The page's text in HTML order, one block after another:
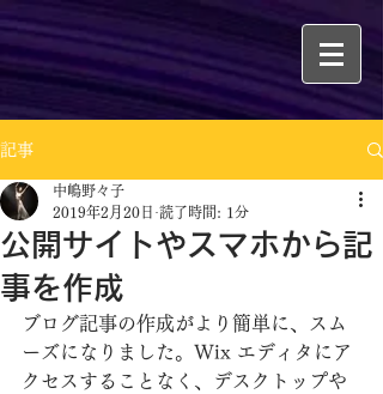
記事
公開サイトやスマホから記
事を作成
中嶋野々子
2019年2月20日 読了時間: 1分
ブログ記事の作成がより簡単に、スム
ーズになりました。Wix エディタにア
クセスすることなく、デスクトップや